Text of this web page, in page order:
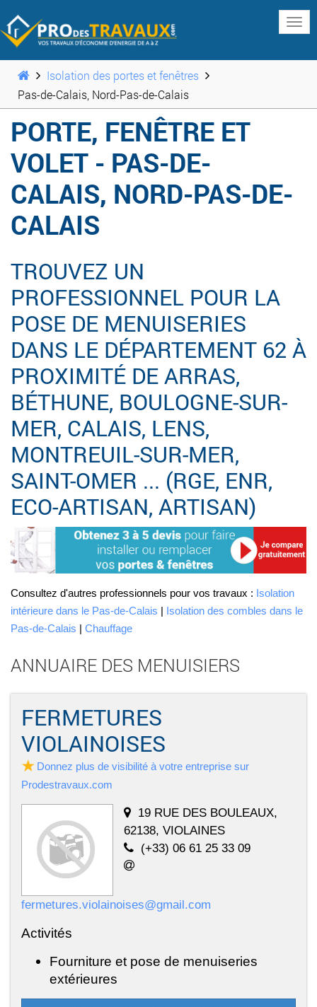
Isolation des portes et fenêtres
Pas-de-Calais, Nord-Pas-de-Calais
PORTE, FENÊTRE ET
VOLET - PAS-DE-
CALAIS, NORD-PAS-DE-
CALAIS
TROUVEZ UN
PROFESSIONNEL POUR LA
POSE DE MENUISERIES
DANS LE DÉPARTEMENT 62 À
PROXIMITÉ DE ARRAS,
BÉTHUNE, BOULOGNE-SUR-
MER, CALAIS, LENS,
MONTREUIL-SUR-MER,
SAINT-OMER ... (RGE, ENR,
ECO-ARTISAN, ARTISAN)
Consultez d'autres professionnels pour vos travaux : Isolation
intérieure dans le Pas-de-Calais | Isolation des combles dans le
Pas-de-Calais | Chauffage
ANNUAIRE DES MENUISIERS
FERMETURES
VIOLAINOISES
Donnez plus de visibilité à votre entreprise sur
Prodestravaux.com
19 RUE DES BOULEAUX,
62138, VIOLAINES
(+33) 06 61 25 33 09
fermetures.violainoises@gmail.com
Activités
Fourniture et pose de menuiseries
extérieures